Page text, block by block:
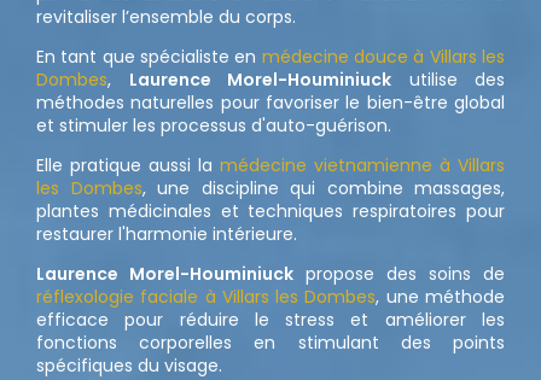
revitaliser l’ensemble du corps.
En tant que spécialiste en médecine douce à Villars les
Dombes, Laurence Morel-Houminiuck utilise des
méthodes naturelles pour favoriser le bien-être global
et stimuler les processus d'auto-guérison.
Elle pratique aussi la médecine vietnamienne à Villars
les Dombes, une discipline qui combine massages,
plantes médicinales et techniques respiratoires pour
restaurer l'harmonie intérieure.
Laurence Morel-Houminiuck propose des soins de
réflexologie faciale à Villars les Dombes, une méthode
efficace pour réduire le stress et améliorer les
fonctions corporelles en stimulant des points
spécifiques du visage.